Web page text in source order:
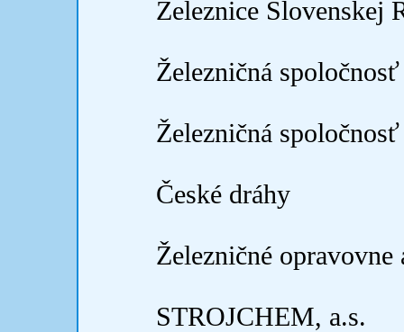
Železnice Slovenskej
Železničná
Železničná
České dráhy
Železničné
STROJCHEM, a.s.